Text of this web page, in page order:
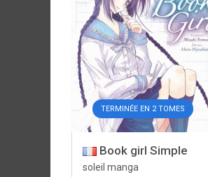
TERMINÉE EN 2 TOMES
Book girl Simple
soleil manga